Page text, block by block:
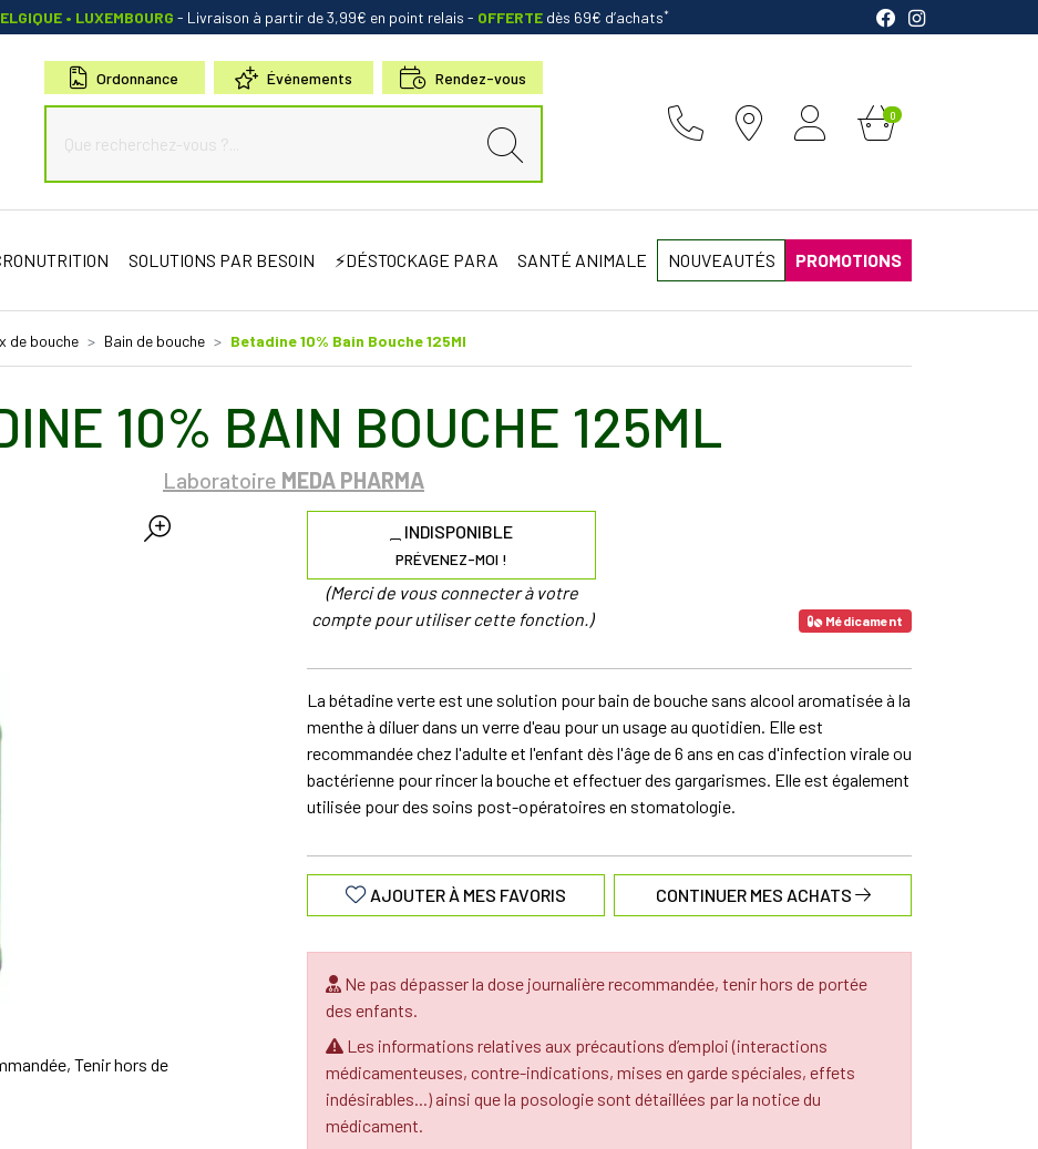
• LUXEMBOURG - Livraison à partir de 3,99€ en point relais - OFFERTE dès 69€ d’achats*
de Sauternes Votre pharmacie en ligne à votre service
Ordonnance Événements Rendez-vous
0
SOLUTIONS PAR BESOIN ⚡DÉSTOCKAGE PARA SANTÉ ANIMALE NOUVEAUTÉS PROMOTIONS
de bouche Bain de bouche Betadine 10% Bain Bouche 125Ml
10% BAIN BOUCHE 125ML
Laboratoire MEDA PHARMA
Tenir hors de
INDISPONIBLE
PRÉVENEZ-MOI !
(Merci de vous connecter à votre
compte pour utiliser cette fonction.)
Médicament
La bétadine verte est une solution pour bain de bouche sans alcool aromatisée à la
menthe à diluer dans un verre d'eau pour un usage au quotidien. Elle est
recommandée chez l'adulte et l'enfant dès l'âge de 6 ans en cas d'infection virale ou
bactérienne pour rincer la bouche et effectuer des gargarismes. Elle est également
utilisée pour des soins post-opératoires en stomatologie.
AJOUTER À MES FAVORIS CONTINUER MES ACHATS
Ne pas dépasser la dose journalière recommandée, tenir hors de portée
des enfants.
Les informations relatives aux précautions d’emploi (interactions
médicamenteuses, contre-indications, mises en garde spéciales, effets
indésirables...) ainsi que la posologie sont détaillées par la notice du
médicament.